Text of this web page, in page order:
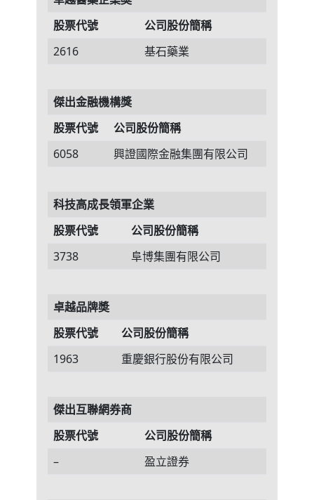
股票代號
公司股份簡稱
2616
基石藥業
傑出金融機構獎
股票代號
公司股份簡稱
6058
興證國際金融集團有限公司
科技高成長領軍企業
股票代號
公司股份簡稱
3738
阜博集團有限公司
卓越品牌奬
股票代號
公司股份簡稱
1963
重慶銀行股份有限公司
傑出互聯網券商
股票代號
公司股份簡稱
–
盈立證券